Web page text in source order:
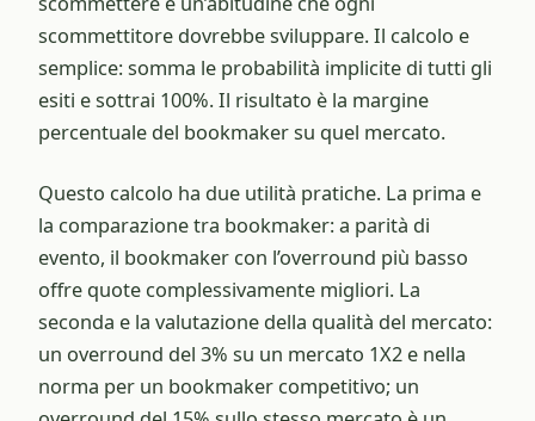
scommettitore dovrebbe sviluppare. Il calcolo e
semplice: somma le probabilità implicite di tutti gli
esiti e sottrai 100%. Il risultato è la margine
percentuale del bookmaker su quel mercato.
Questo calcolo ha due utilità pratiche. La prima e
la comparazione tra bookmaker: a parità di
evento, il bookmaker con l’overround più basso
offre quote complessivamente migliori. La
seconda e la valutazione della qualità del mercato:
un overround del 3% su un mercato 1X2 e nella
norma per un bookmaker competitivo; un